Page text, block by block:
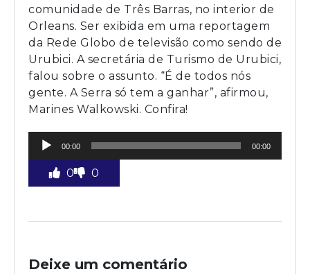
comunidade de Três Barras, no interior de
Orleans. Ser exibida em uma reportagem
da Rede Globo de televisão como sendo de
Urubici. A secretária de Turismo de Urubici,
falou sobre o assunto. “É de todos nós
gente. A Serra só tem a ganhar”, afirmou,
Marines Walkowski. Confira!
Tocador
áudio
00:00 00:00
0 0
Deixe um comentário